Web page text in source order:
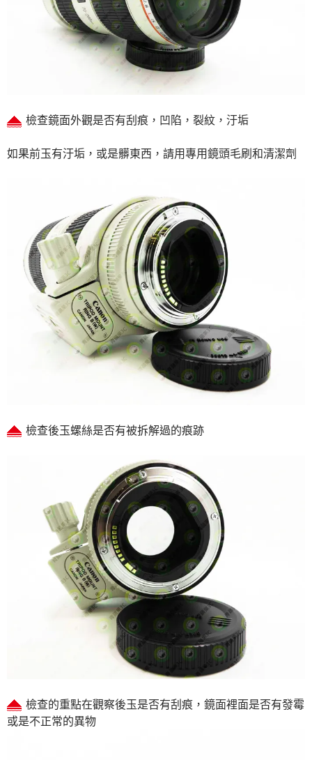
檢查鏡面外觀是否有刮痕，凹陷，裂紋，汙垢
如果前玉有汙垢，或是髒東西，請用專用鏡頭毛刷和清潔劑
檢查後玉螺絲是否有被拆解過的痕跡
檢查的重點在觀察後玉是否有刮痕，鏡面裡面是否有發霉
或是不正常的異物